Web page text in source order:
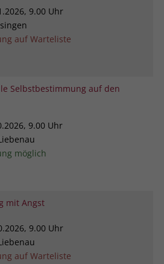
9.00 Uhr
auf Warteliste
Selbstbestimmung auf den
9.00 Uhr
möglich
mit Angst
9.00 Uhr
auf Warteliste